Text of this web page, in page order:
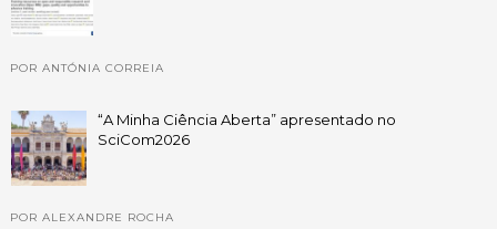
POR ANTÓNIA CORREIA
“A Minha Ciência Aberta” apresentado no
SciCom2026
POR ALEXANDRE ROCHA